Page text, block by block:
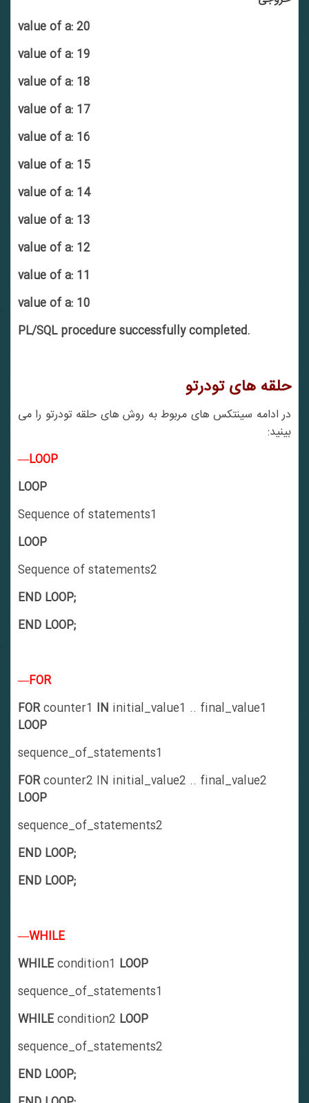
value of a: 20
value of a: 19
value of a: 18
value of a: 17
value of a: 16
value of a: 15
value of a: 14
value of a: 13
value of a: 12
value of a: 11
value of a: 10
PL/SQL procedure successfully completed.
حلقه های تودرتو
در ادامه سینتکس های مربوط به روش های حلقه تودرتو را می
بینید:
—LOOP
LOOP
Sequence of statements1
LOOP
Sequence of statements2
END LOOP;
END LOOP;
—FOR
FORcounter1INinitial_value1 .. final_value1
LOOP
sequence_of_statements1
FORcounter2 IN initial_value2 .. final_value2
LOOP
sequence_of_statements2
END LOOP;
END LOOP;
—WHILE
WHILEcondition1LOOP
sequence_of_statements1
WHILEcondition2LOOP
sequence_of_statements2
END LOOP;